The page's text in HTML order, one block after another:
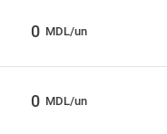
0 MDL/un
0 MDL/un